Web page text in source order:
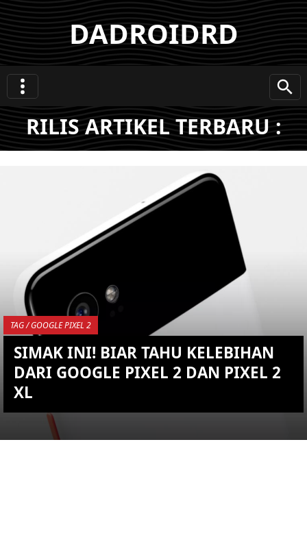
DADROIDRD
RILIS ARTIKEL TERBARU :
TAG / GOOGLE PIXEL 2
SIMAK INI! BIAR TAHU KELEBIHAN
DARI GOOGLE PIXEL 2 DAN PIXEL 2
XL